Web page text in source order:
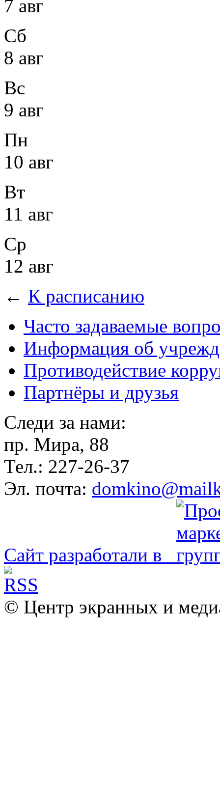
7 авг
Сб
8 авг
Вс
9 авг
Пн
10 авг
Вт
11 авг
Ср
12 авг
← К расписанию
Часто задаваемые
Информация об
Противодействие
Партнёры и друзья
Следи за нами:
пр. Мира, 88
Тел.: 227-26-37
Эл. почта:
Сайт разработали в
© Центр экранных и